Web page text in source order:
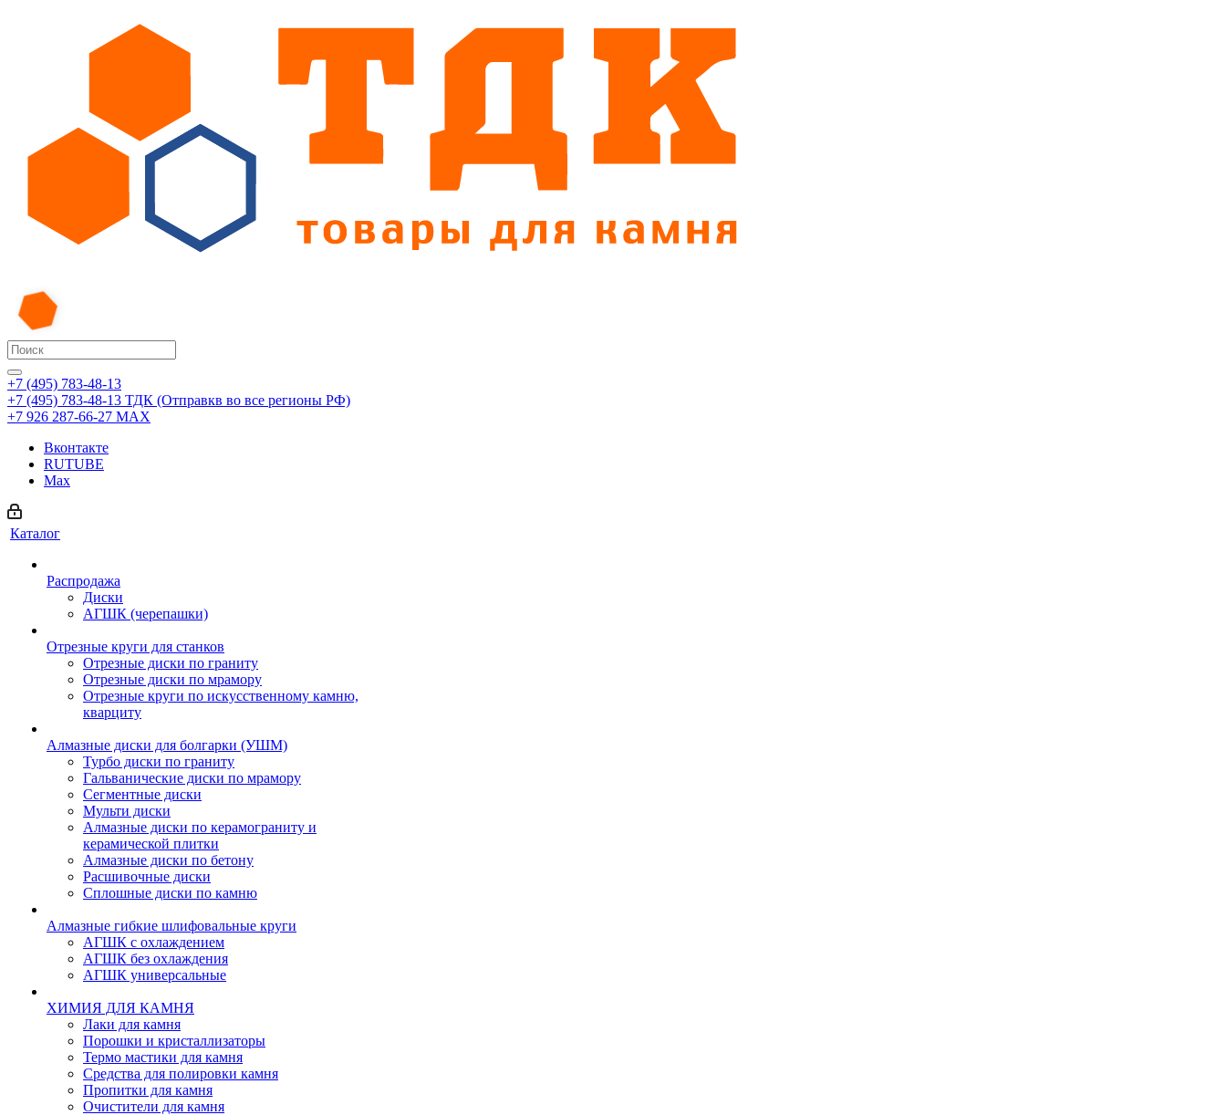
+7 (495) 783-48-13
+7 (495) 783-48-13 ТДК (Отправкв во все регионы РФ)
+7 926 287-66-27 МАХ
Вконтакте
RUTUBE
Max
Каталог
Распродажа
Диски
АГШК (черепашки)
Отрезные круги для станков
Отрезные диски по граниту
Отрезные диски по мрамору
Отрезные круги по искусственному камню,
кварциту
Алмазные диски для болгарки (УШМ)
Турбо диски по граниту
Гальванические диски по мрамору
Сегментные диски
Мульти диски
Алмазные диски по керамограниту и
керамической плитки
Алмазные диски по бетону
Расшивочные диски
Сплошные диски по камню
Алмазные гибкие шлифовальные круги
АГШК с охлаждением
АГШК без охлаждения
АГШК универсальные
ХИМИЯ ДЛЯ КАМНЯ
Лаки для камня
Порошки и кристаллизаторы
Термо мастики для камня
Средства для полировки камня
Пропитки для камня
Очистители для камня